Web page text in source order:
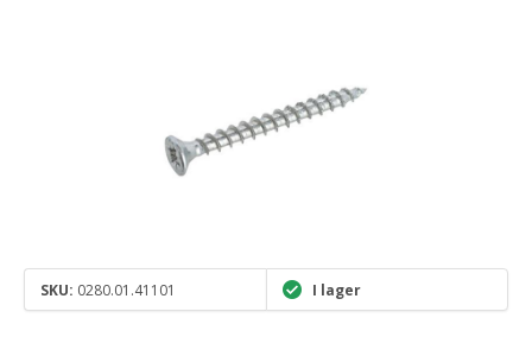
SKU: 0280.01.41101 I lager